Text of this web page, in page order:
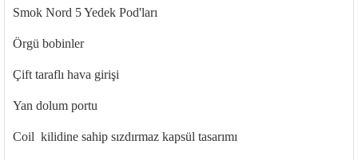
Smok Nord 5 Yedek Pod'ları
Örgü bobinler
Çift taraflı hava girişi
Yan dolum portu
Coil kilidine sahip sızdırmaz kapsül tasarımı